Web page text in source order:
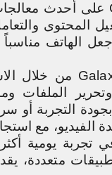
على أحدث
المحتوى
الهاتف
من خلال
وتحرير
مع
تجربة يومية
تطبيقات